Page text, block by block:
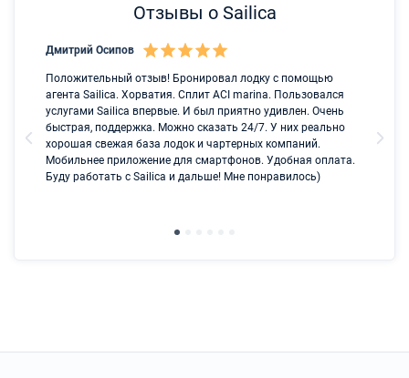
Отзывы о Sailica
Дмитрий Осипов
Положительный отзыв! Бронировал лодку с помощью
агента Sailica. Хорватия. Сплит ACI marina. Пользовался
услугами Sailica впервые. И был приятно удивлен. Очень
быстрая, поддержка. Можно сказать 24/7. У них реально
хорошая свежая база лодок и чартерных компаний.
Мобильнее приложение для смартфонов. Удобная оплата.
Буду работать с Sailica и дальше! Мне понравилось)